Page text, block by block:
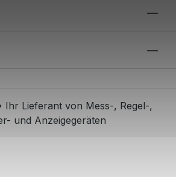
Ihr Lieferant von Mess-, Regel-,
und Anzeigegeräten